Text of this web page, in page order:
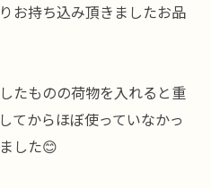
お持ち込み頂きましたお品
たものの荷物を入れると重
てからほぼ使っていなかっ
した😊